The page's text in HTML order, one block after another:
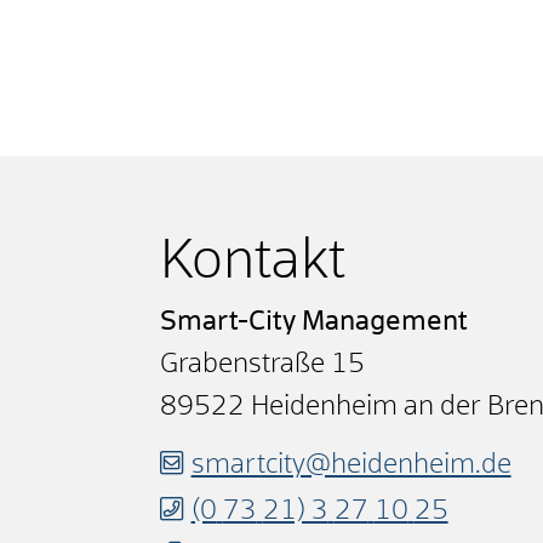
Kontakt
Smart-City Management
Grabenstraße 15
89522 Heidenheim an der
smartcity@heidenheim.de
(0 73 21) 3 27 10 25